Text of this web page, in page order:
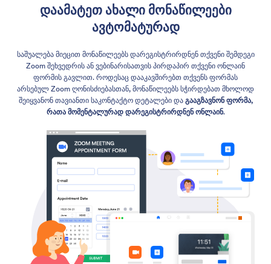
დაამატეთ ახალი მონაწილეები
ავტომატურად
საშუალება მიეცით მონაწილეებს დარეგისტრირდნენ თქვენი შემდეგი
Zoom შეხვედრის ან ვებინარისათვის პირდაპირ თქვენი ონლაინ
ფორმის გავლით. როდესაც დააკავშირებთ თქვენს ფორმას
არსებულ Zoom ღონისძიებასთან, მონაწილეებს სჭირდებათ მხოლოდ
შეიყვანონ თავიანთი საკონტაქტო დეტალები და გააგზავნონ ფორმა,
რათა მომენტალურად დარეგისტრირდნენ ონლაინ.